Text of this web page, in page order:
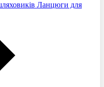
Ланцюги для